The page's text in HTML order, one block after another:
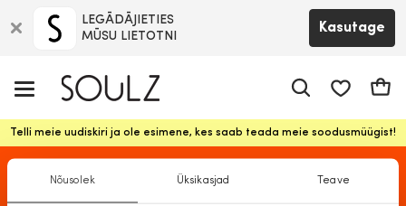
Nõusolek Üksikasjad Teave
LEGĀDĀJIETIES
MŪSU LIETOTNI
Kasutage
Telli meie uudiskiri ja ole esimene, kes saab teada meie soodusmüügist!